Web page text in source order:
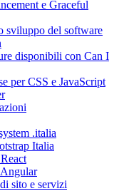
e Graceful
sviluppo del software
disponibili con Can I
per CSS e JavaScript
.italia
Italia
sito e servizi